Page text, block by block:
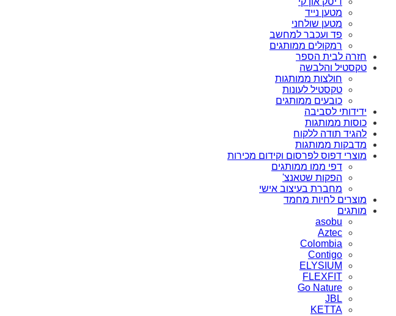
מטען נייד
מטען שולחני
פד ועכבר למחשב
רמקולים ממותגים
חזרה לבית הספר
טקסטיל והלבשה
חולצות ממותגות
טקסטיל לעונות
כובעים ממותגים
ידידותי לסביבה
כוסות ממותגות
להגיד תודה ללקוח
מדבקות ממותגות
מוצרי דפוס לפרסום וקידום מכירות
דפי ממו ממותגים
הפקות שטאנצ'
מחברת בעיצוב אישי
מוצרים לחיות מחמד
מותגים
asobu
Aztec
Colombia
Contigo
ELYSIUM
FLEXFIT
Go Nature
JBL
KETTA